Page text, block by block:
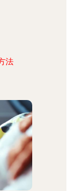
法